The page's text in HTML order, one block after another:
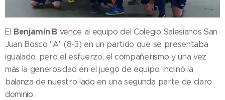
El Benjamín Bvence al equipo del Colegio Salesianos San
Juan Bosco "A" (8-3) en un partido que se presentaba
igualado, pero el esfuerzo, el compañerismo y una vez
más la generosidad en el juego de equipo, inclinó la
balanza de nuestro lado en una segunda parte de claro
dominio.